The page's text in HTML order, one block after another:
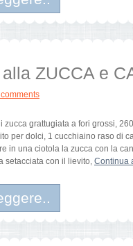
ZUCCA e
comments
zucca grattugiata a fori grossi,
per dolci, 1 cucchiaino raso di
in una ciotola la zucca con la
setacciata con il lievito, Continua